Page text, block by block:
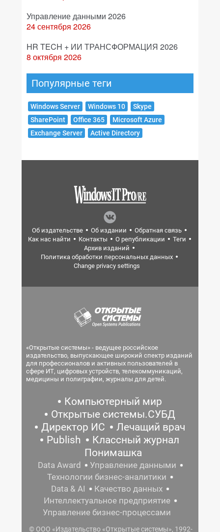
Управление данными 2026
24 сентября 2026
HR TECH + ИИ ТРАНСФОРМАЦИЯ 2026
8 октября 2026
Популярные теги
Windows Server Windows 10
Skype
SharePoint
Office 365
Microsoft Azure
Exchange Server
Active Directory
Об издательстве Об издании
Обратная связь
Как нас найти
Контакты О републикации
Теги
Архив изданий
Политика обработки персональных данных
Change privacy settings
«Открытые системы» - ведущее российское
издательство, выпускающее широкий спектр изданий
для профессионалов и активных пользователей в
сфере ИТ, цифровых устройств, телекоммуникаций,
медицины и полиграфии, журналы для детей.
Компьютерный мир
Открытые системы.СУБД
Директор ИС
Лечащий врач
Publish
Классный журнал
Понимашка
Data Award
Управление данными
Технологии бизнес-аналитики
Data & AI
Качество данных
Интеллектуальное предприятие
Управление бизнес-процессами
© ООО «Издательство «Открытые системы», 1992-